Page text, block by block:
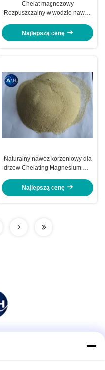
Chelat magnezowy
Rozpuszczalny w wodzie nawóz
drzewa
Najlepszą cenę
Naturalny nawóz korzeniowy dla
drzew Chelating Magnesium Mg
Najlepszą cenę